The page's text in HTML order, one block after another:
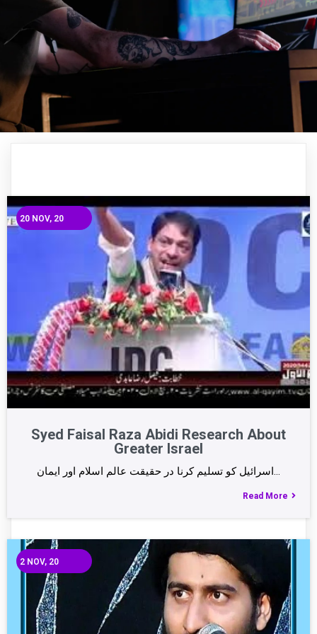
Syed Faisal Raza Abidi Research About
Greater Israel
20 NOV, 20
Read More
2 NOV, 20